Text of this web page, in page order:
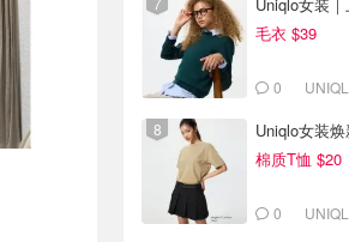
毛衣 $39
0
Uniqlo女装
棉质T恤 $20
0